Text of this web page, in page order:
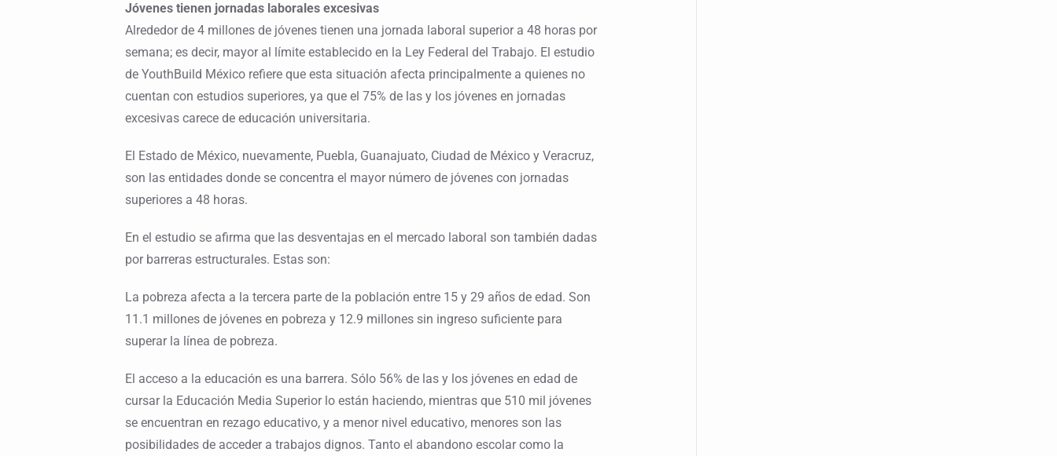
Jóvenes tienen jornadas laborales excesivas
Alrededor de 4 millones de jóvenes tienen una jornada laboral superior a 48 horas por
semana; es decir, mayor al límite establecido en la Ley Federal del Trabajo. El estudio
de YouthBuild México refiere que esta situación afecta principalmente a quienes no
cuentan con estudios superiores, ya que el 75% de las y los jóvenes en jornadas
excesivas carece de educación universitaria.
El Estado de México, nuevamente, Puebla, Guanajuato, Ciudad de México y Veracruz,
son las entidades donde se concentra el mayor número de jóvenes con jornadas
superiores a 48 horas.
En el estudio se afirma que las desventajas en el mercado laboral son también dadas
por barreras estructurales. Estas son:
La pobreza afecta a la tercera parte de la población entre 15 y 29 años de edad. Son
11.1 millones de jóvenes en pobreza y 12.9 millones sin ingreso suficiente para
superar la línea de pobreza.
El acceso a la educación es una barrera. Sólo 56% de las y los jóvenes en edad de
cursar la Educación Media Superior lo están haciendo, mientras que 510 mil jóvenes
se encuentran en rezago educativo, y a menor nivel educativo, menores son las
posibilidades de acceder a trabajos dignos. Tanto el abandono escolar como la